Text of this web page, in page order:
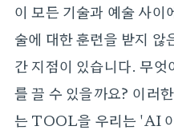
이 모든 기술과 예술 사이
술에 대한 훈련을 받지 않
간 지점이 있습니다. 무엇
를 끌 수 있을까요? 이러
는 TOOL을 우리는 'AI